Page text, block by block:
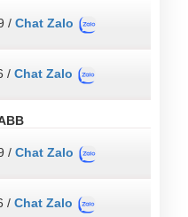
/ Chat Zalo
/ Chat Zalo
/ Chat Zalo
/ Chat Zalo